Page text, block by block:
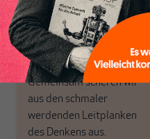
Dabei leben wir von
unseren Autoren, ihren
Recherchen, ihrem Wissen
und ihrem Enthusiasmus.
Gemeinsam scheren wir
aus den schmaler
werdenden Leitplanken
des Denkens aus.